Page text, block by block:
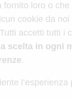
loro o
cookie da
accetti tutti i
scelta in ogni
.
l’esperienza